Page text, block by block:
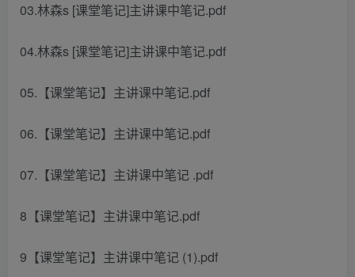
03.林森s [课堂笔记]主讲课中笔记.pdf
04.林森s [课堂笔记]主讲课中笔记.pdf
05.【课堂笔记】主讲课中笔记.pdf
06.【课堂笔记】主讲课中笔记.pdf
07.【课堂笔记】主讲课中笔记 .pdf
8【课堂笔记】主讲课中笔记.pdf
9【课堂笔记】主讲课中笔记 (1).pdf